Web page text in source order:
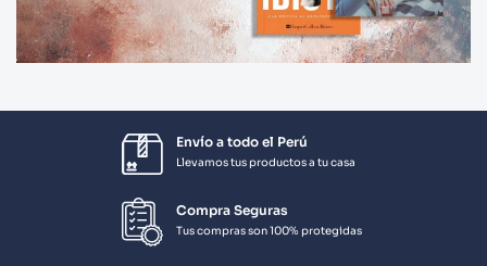
Envío a todo el Perú
Llevamos tus productos a tu casa
Compra Seguras
Tus compras son 100% protegidas